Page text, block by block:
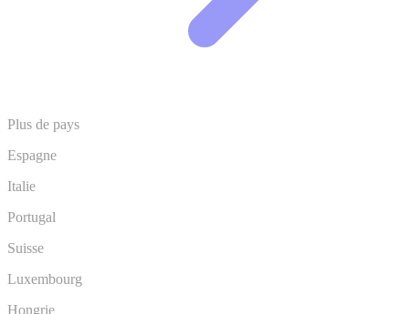
Plus de pays
Espagne
Italie
Portugal
Suisse
Luxembourg
Hongrie